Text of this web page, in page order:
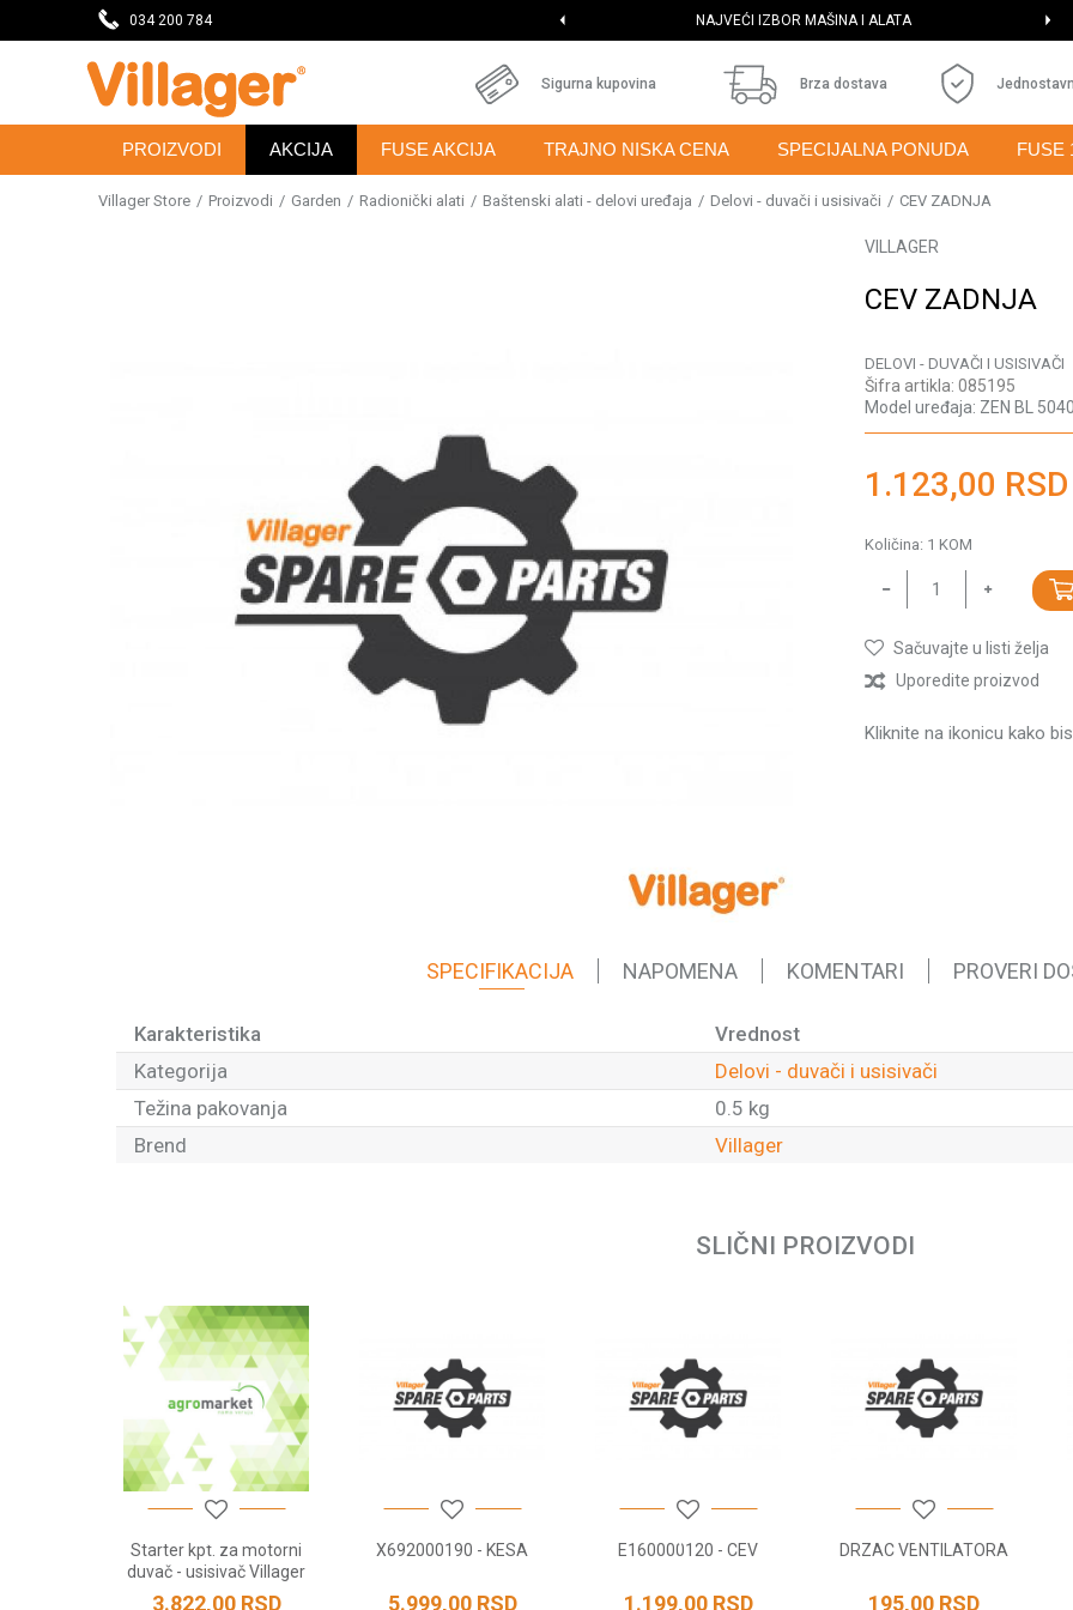
034 200 784 NAJVEĆI IZBOR MAŠINA I ALATA
Sigurna kupovina Brza dostava
PROIZVODI AKCIJA FUSE AKCIJA TRAJNO NISKA CENA SPECIJALNA PONUDA FUSE
Villager Store Proizvodi Garden Radionički alati Baštenski alati - delovi uređaja Delovi - duvači i usisivači CEV ZADNJA
VILLAGER
CEV ZADNJA
DELOVI - DUVAČI I USISIVAČI
Šifra artikla: 085195
Model uređaja: ZEN BL 5040
1.123,00 RSD
Količina: 1 KOM
Sačuvajte u listi želja
Uporedite proizvod
Kliknite na ikonicu kako
SPECIFIKACIJA NAPOMENA KOMENTARI PROVERI
Karakteristika
Vrednost
Kategorija
Delovi - duvači i usisivači
Težina pakovanja
0.5 kg
Brend
Villager
Poruka
POŠALJI
SLIČNI PROIZVODI
Starter kpt. za motorni
duvač - usisivač Villager
VBV 270PE
3.822,00 RSD
X692000190 - KESA
5.999,00 RSD
E160000120 - CEV
1.199,00 RSD
DRZAC VENTILATORA
195,00 RSD